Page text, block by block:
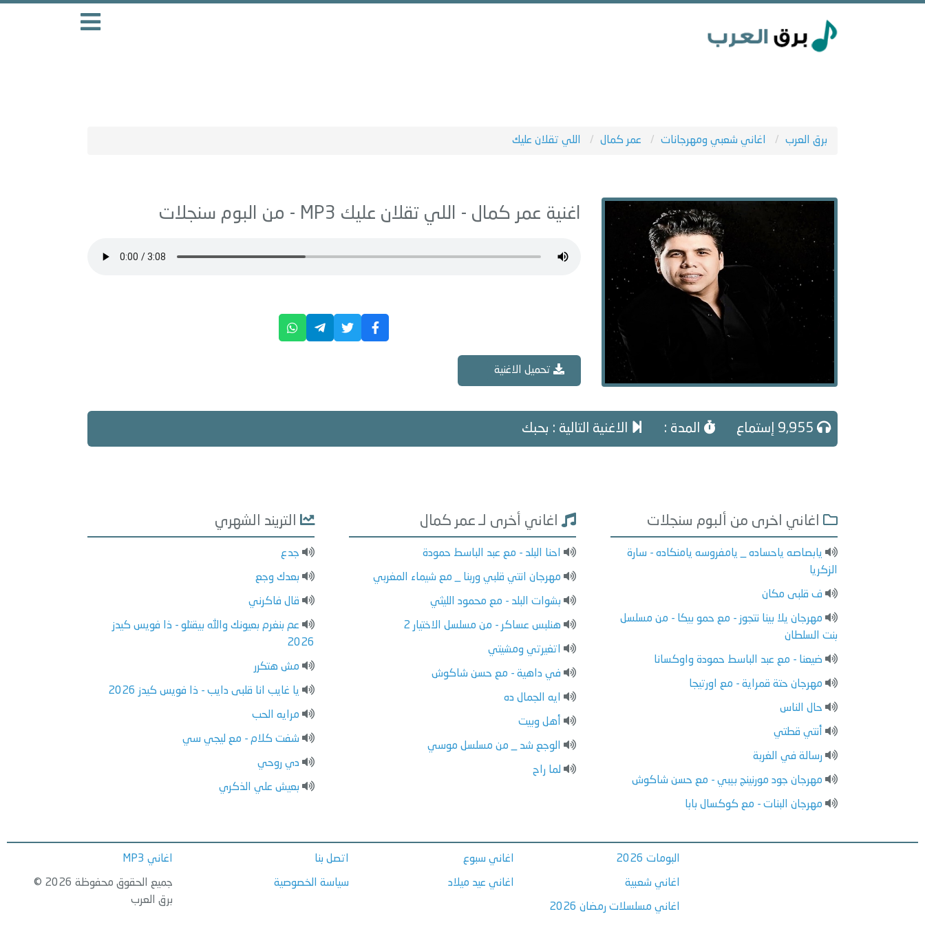
برق العرب اغاني شعبي ومهرجانات عمر كمال اللي تقلان عليك
اغنية عمر كمال - اللي تقلان عليك سنجلات
تحميل الاغنية
المدة : الاغنية التالية : بحبك
اغاني اخرى من ألبوم سنجلات
يابصاصه ياحساده _ يامفروسه يامنكاده - سارة
الزكريا
ف قلبى مكان
مهرجان يلا بينا نتجوز - مع حمو بيكا - من مسلسل
بنت السلطان
ضيعنا - مع عبد الباسط حمودة واوكسانا
مهرجان حتة قمراية - مع اورتيجا
حال الناس
أنتي قطتي
رسالة في الغربة
مهرجان جود مورنينج بيبي - مع حسن شاكوش
مهرجان البنات - مع كوكسال بابا
اغاني أخرى لـ عمر كمال
احنا البلد - مع عبد الباسط حمودة
مهرجان انتي قلبي وربنا _ مع شيماء المغربي
بشوات البلد - مع محمود الليثي
هنلبس عساكر - من مسلسل الاختيار 2
اتغيرتي ومشيتي
في داهية - مع حسن شاكوش
ايه الجمال ده
أهل وبيت
الوجع شد _ من مسلسل موسي
لما راح
التريند الشهري
جدع
بعدك وجع
قال فاكرني
عم بنغرم بعيونك والله بيقتلو - ذا فويس كيدز
2026
مش هتكرر
يا غايب انا قلبى دايب - ذا فويس كيدز 2026
مرايه الحب
شفت كلام - مع ليجي سي
دي روحي
بعيش علي الذكري
البومات 2026
اغاني شعبية
اغاني مسلسلات رمضان 2026
اغاني سبوع
اغاني عيد ميلاد
اتصل بنا
سياسة الخصوصية
اغاني MP3
جميع الحقوق محفوظة 2026 ©
برق العرب